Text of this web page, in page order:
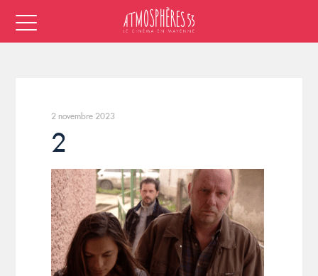
2 novembre 2023
2